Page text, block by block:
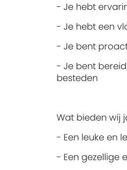
- Je hebt
- Je hebt een
- Je bent
- Je bent
besteden
Wat bieden wij
- Een leuke en
- Een gezellige